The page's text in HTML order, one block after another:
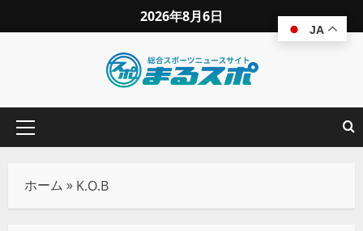
2026年8月6日
ホーム » K.O.B
JA